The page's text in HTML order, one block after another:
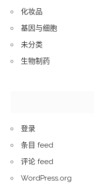
化妆品
基因与细胞
未分类
生物制药
登录
条目 feed
评论 feed
WordPress.org